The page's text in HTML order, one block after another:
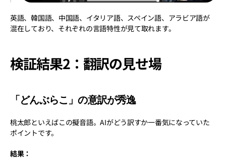
英語、韓国語、中国語、イタリア語、スペイン語、アラビア語が
混在しており、それぞれの言語特性が見て取れます。
検証結果2：翻訳の見せ場
「どんぶらこ」の意訳が秀逸
桃太郎といえばこの擬音語。AIがどう訳すか一番気になっていた
ポイントです。
結果：